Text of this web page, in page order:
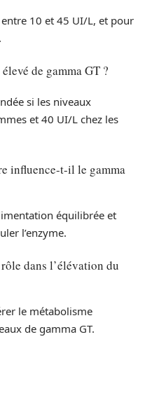
10 et 45 UI/L, et pour
de gamma GT ?
si les niveaux
et 40 UI/L chez les
influence-t-il le gamma
équilibrée et
l’enzyme.
dans l’élévation du
le métabolisme
de gamma GT.